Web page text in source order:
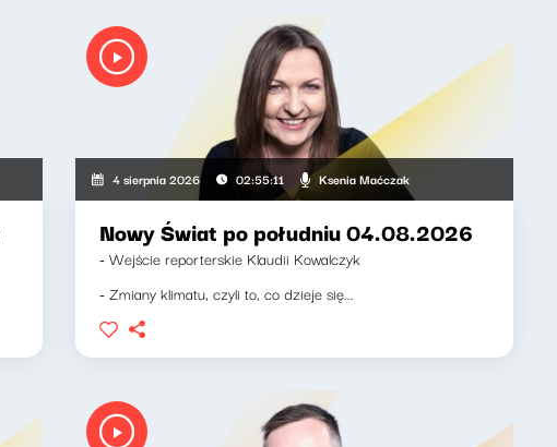
4 sierpnia 2026 02:55:11 Ksenia Maćczak
Nowy Świat po południu 04.08.2026
- Wejście reporterskie Klaudii Kowalczyk
- Zmiany klimatu, czyli to, co dzieje się...